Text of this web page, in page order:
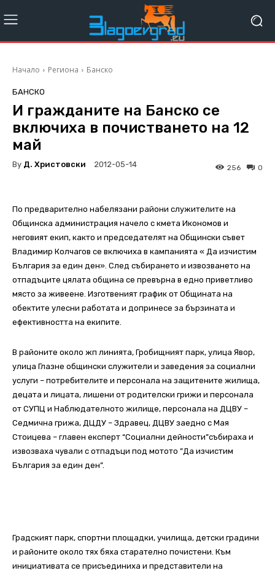
Начало Региона Банско
БАНСКО
И гражданите на Банско се
включиха в почистването на 12
май
By Д. Христовски 2012-05-14 0
256
По предварително набелязани райони служителите на
Общинска администрация начело с кмета Икономов и
неговият екип, както и председателят на Общински съвет
Владимир Колчагов се включиха в кампанията « Да изчистим
България за един ден». След събирането и извозването на
отпадъците цялата община се превърна в едно приветливо
място за живеене. Изготвеният график от Общината на
обектите улесни работата и допринесе за бързината и
ефективността на екипите.
В районите около жп линията, Гробищният парк, улица Явор,
улица Глазне общински служители и заведения за социални
услуги – потребителите и персонала на защитените жилища,
децата и лицата, лишени от родителски грижи и персонала
от СУПЦ и Наблюдателното жилище, персонала на ДЦВУ –
Седмична грижа, ДЦДУ – Здравец, ДЦВУ заедно с Мая
Стоицева – главен експерт “Социални дейности”събираха и
извозваха чували с отпадъци под мотото ”Да изчистим
България за един ден”.
Градският парк, спортни площадки, училища, детски градини
и районите около тях бяха старателно почистени. Към
инициативата се присъединиха и представители на